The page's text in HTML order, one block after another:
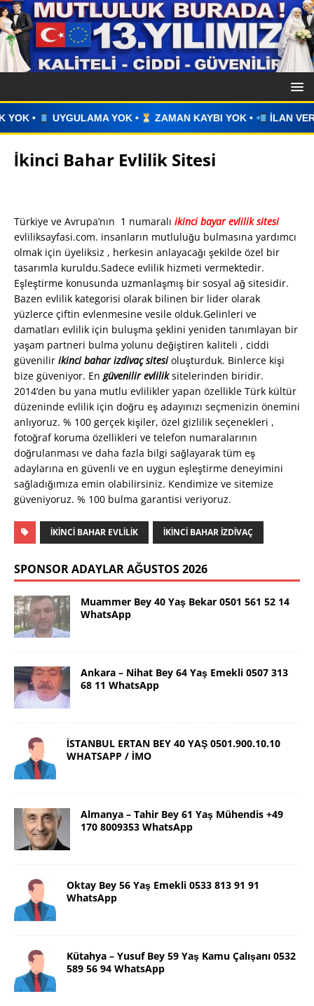
ZAMAN KAYBI YOK • İLAN VERİN • WHATSAPP
İkinci Bahar Evlilik Sitesi
Türkiye ve Avrupa’nın 1 numaralı ikinci bayar evlilik sitesi
evliliksayfasi.com. insanların mutluluğu bulmasına yardımcı
olmak için üyeliksiz , herkesin anlayacağı şekilde özel bir
tasarımla kuruldu.Sadece evlilik hizmeti vermektedir.
Eşleştirme konusunda uzmanlaşmış bir sosyal ağ sitesidir.
Bazen evlilik kategorisi olarak bilinen bir lider olarak
yüzlerce çiftin evlenmesine vesile olduk.Gelinleri ve
damatları evlilik için buluşma şeklini yeniden tanımlayan bir
yaşam partneri bulma yolunu değiştiren kaliteli , ciddi
güvenilir ikinci bahar izdivaç sitesioluşturduk. Binlerce kişi
bize güveniyor. Engüvenilir evliliksitelerinden biridir.
2014’den bu yana mutlu evlilikler yapan özellikle Türk kültür
düzeninde evlilik için doğru eş adayınızı seçmenizin önemini
anlıyoruz. % 100 gerçek kişiler, özel gizlilik seçenekleri ,
fotoğraf koruma özellikleri ve telefon numaralarının
doğrulanması ve daha fazla bilgi sağlayarak tüm eş
adaylarına en güvenli ve en uygun eşleştirme deneyimini
sağladığımıza emin olabilirsiniz. Kendimize ve sitemize
güveniyoruz. % 100 bulma garantisi veriyoruz.
İKİNCİ BAHAR EVLİLİK İKİNCİ BAHAR İZDİVAÇ
SPONSOR ADAYLAR AĞUSTOS 2026
Muammer Bey 40 Yaş Bekar 0501 561 52 14
WhatsApp
Ankara – Nihat Bey 64 Yaş Emekli 0507 313
68 11 WhatsApp
İSTANBUL ERTAN BEY 40 YAŞ 0501.900.10.10
WHATSAPP / İMO
Almanya – Tahir Bey 61 Yaş Mühendis +49
170 8009353 WhatsApp
Oktay Bey 56 Yaş Emekli 0533 813 91 91
WhatsApp
Kütahya – Yusuf Bey 59 Yaş Kamu Çalışanı 0532
589 56 94 WhatsApp